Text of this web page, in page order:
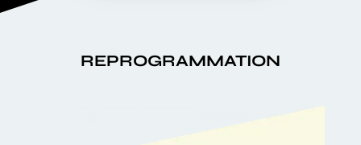
REPROGRAMMATION